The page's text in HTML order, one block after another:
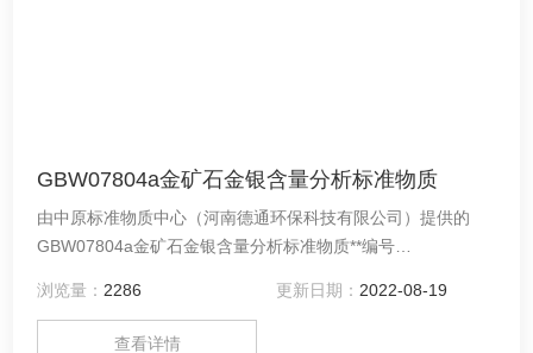
GBW07804a金矿石金银含量分析标准物质
由中原标准物质中心（河南德通环保科技有限公司）提供的
GBW07804a金矿石金银含量分析标准物质**编号
浏览量： 2286 更新日期： 2022-08-19
查看详情